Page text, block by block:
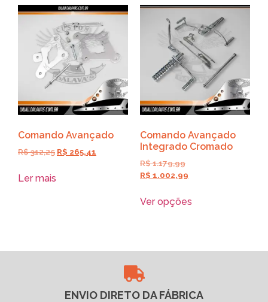
Comando Avançado
R$312,25 R$ 265,41
Ler mais
Comando Avançado
Integrado Cromado
R$1.179,99
R$ 1.002,99
Ver opções
ENVIO DIRETO DA FÁBRICA